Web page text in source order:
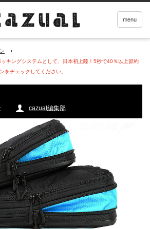
menu
ッキングシステムとして、日本初上陸！5秒で40％以上節約
をチェックしてください。
cazual編集部